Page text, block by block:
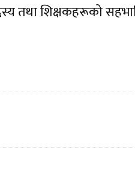
तथा शिक्षकहरूको